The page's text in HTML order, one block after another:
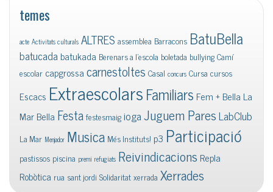
temes
acte Activitats culturals ALTRES assemblea Barracons BatuBella
batucadabatukada Berenars a l'escola boletada bullyingCamí
escolar capgrossacarnestoltes Casal concurs Cursa cursos
Escacs ExtraescolarsFamiliars Fem + Bella La
Mar Bella FestafestesmaigiogaJuguem ParesLabClub
La Mar Menjador Musica Més Instituts! p3 Participació
pastissos piscina premi refugiats Reivindicacions Repla
Robòtica rua sant jordi Solidaritatxerrada Xerrades